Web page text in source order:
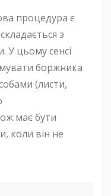
процедура є
з
У цьому сенсі
боржника
(листи,
має бути
коли він не